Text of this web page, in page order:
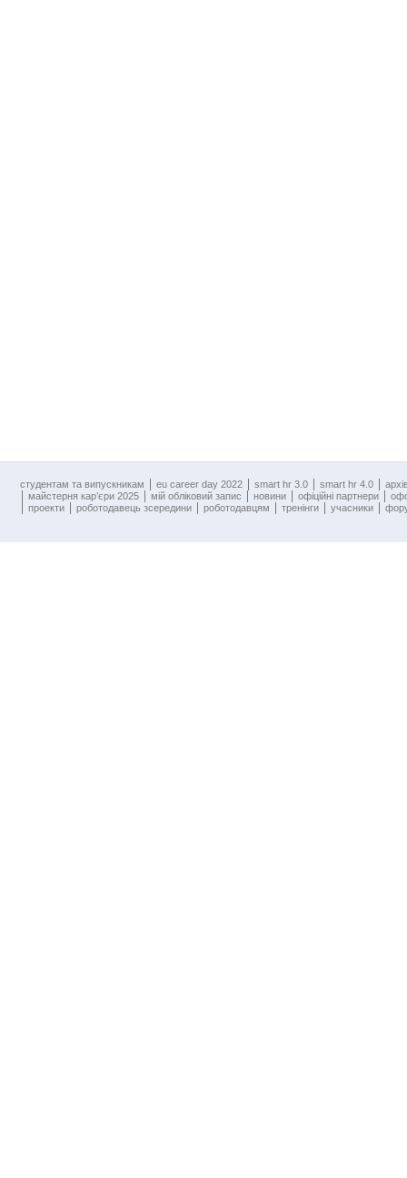
cтудентам та випускникам eu career day 2022 smart hr 3.0 smart hr 4.0
майстерня кар’єри 2025
мій обліковий запис новини офіційні партнери
проекти
роботодавець зсередини роботодавцям тренінги учасники